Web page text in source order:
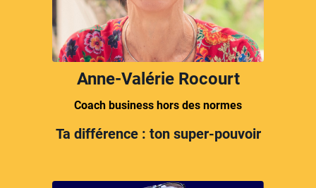
Anne-Valérie Rocourt
Coach business hors des normes
Ta différence : ton super-pouvoir